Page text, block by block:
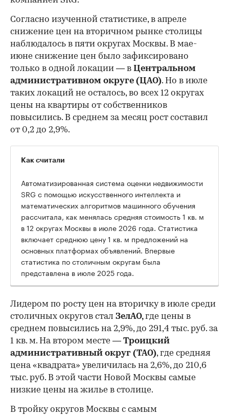
Согласно изученной статистике, в апреле
снижение цен на вторичном рынке столицы
наблюдалось в пяти округах Москвы. В мае-
июне снижение цен было зафиксировано
только в одной локации — в Центральном
административном округе (ЦАО). Но в июле
таких локаций не осталось, во всех 12 округах
цены на квартиры от собственников
повысились. В среднем за месяц рост составил
от 0,2 до 2,9%.
Как считали
Автоматизированная система оценки недвижимости
SRG с помощью искусственного интеллекта и
математических алгоритмов машинного обучения
рассчитала, как менялась средняя стоимость 1 кв. м
в 12 округах Москвы в июле 2026 года. Статистика
включает среднюю цену 1 кв. м предложений на
основных платформах объявлений. Впервые
статистика по столичным округам была
представлена в июле 2025 года.
Лидером по росту цен на вторичку в июле среди
столичных округов стал ЗелАО,где цены в
среднем повысились на 2,9%, до 291,4 тыс. руб. за
1 кв. м. На втором месте — Троицкий
административный округ (ТАО), где средняя
цена «квадрата» увеличилась на 2,6%, до 210,6
тыс. руб. В этой части Новой Москвы самые
низкие цены на жилье в столице.
В тройку округов Москвы с самым